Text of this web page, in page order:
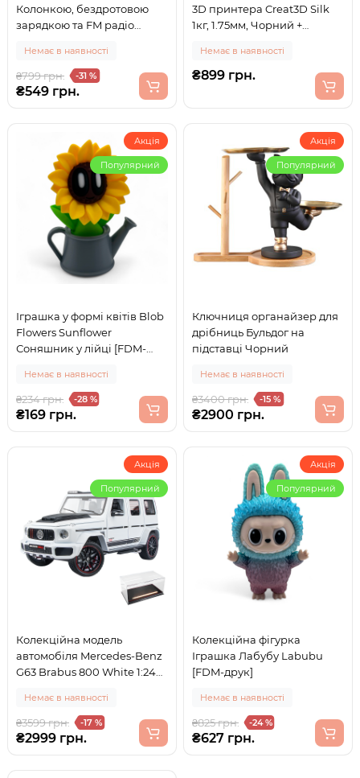
Колонкою, бездротовою
зарядкою та FM радіо
Немає в наявності
₴799 грн. -31 %
₴549 грн.
3D принтера Creat3D Silk
1кг, 1.75мм, Чорний +
Немає в наявності
₴899 грн.
Акція
Популярний
Іграшка у формі квітів Blob
Flowers Sunflower
Соняшник у лійці [FDM-
Немає в наявності
₴234 грн. -28 %
₴169 грн.
Акція
Популярний
Ключниця органайзер для
дрібниць Бульдог на
підставці Чорний
Немає в наявності
₴3400 грн. -15 %
₴2900 грн.
Акція
Популярний
Колекційна модель
автомобіля Mercedes-Benz
G63 Brabus 800 White 1:24
Немає в наявності
₴3599 грн. -17 %
₴2999 грн.
Акція
Популярний
Колекційна фігурка
Іграшка Лабубу Labubu
[FDM-друк]
Немає в наявності
₴825 грн. -24 %
₴627 грн.